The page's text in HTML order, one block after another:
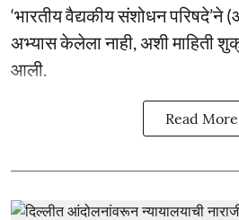
‘भारतीय वैद्यकीय संशोधन
अभ्यास केलेला नाही, अशी माहिती
आली.
Read More